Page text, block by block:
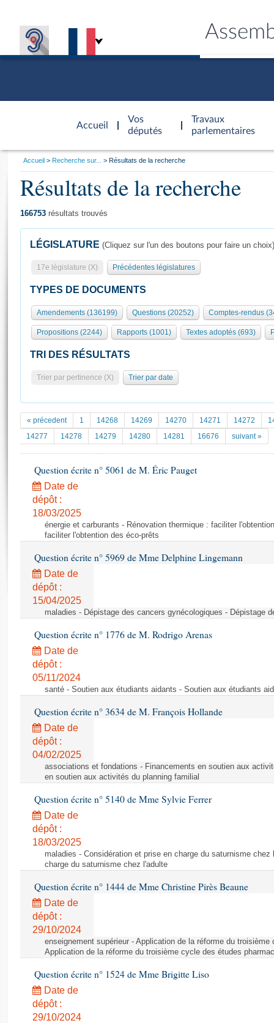
Accueil
d'accueil
Vos
députés
Travaux
parlementaires
Présidence
577 députés
Groupes politiques
Séance publique
Commissions et autres organes
Europe et International
Pétitions
Documents parlementaires
Projets de loi
Propositions de loi
Amendements
Textes adoptés
Rapports d'information
Rapports législatifs
Rapports sur l'application des lois
Baromètre de l’application des lois
Dossiers législatifs
Budget et sécurité sociale
Questions écrites et orales
Comptes rendus des débats
Général
Rôle et pouvoirs de l'Assemblée
Organisation de l'Assemblée
Présidence Conférence des Présidents Bureau Collège des
Statistiques et chiffres clés
Documents de référence
( Constitution | Règlement de l'Assemblée ... )
Histoire
Juniors
Anciennes législatures
Liens vers les sites publics
Visiter l'Assemblée
Visite virtuelle du palais Bourbon
Assister à une séance
La Bibliothèque
Les archives
Contacts et plan d'accès
Photos libres de droit
Vous
Accueil Recherche sur... Résultats de la recherche
Résultats de la recherche
166753 résultats trouvés
LÉGISLATURE (Cliquez sur l'un des boutons pour faire un choix)
17e législature (X) Précédentes législatures
TYPES DE DOCUMENTS
Amendements (136199) Questions (20252) Comptes-rendus
Propositions (2244) Rapports (1001) Textes adoptés (693)
TRI DES RÉSULTATS
Trier par pertinence (X) Trier par date
« précedent 1 14268 14269 14270 14271 14272
14277
14278 14279 14280 14281 16676 suivant »
Question écrite n° 5061 de M. Éric Pauget
Date de
dépôt :
18/03/2025
énergie et carburants - Rénovation thermique : faciliter
faciliter l'obtention des éco-prêts
Question écrite n° 5969 de Mme Delphine Lingemann
Date de
dépôt :
15/04/2025
maladies - Dépistage des cancers gynécologiques - Dépistage
Question écrite n° 1776 de M. Rodrigo Arenas
Date de
dépôt :
05/11/2024
santé - Soutien aux étudiants aidants - Soutien aux étudiants
Question écrite n° 3634 de M. François Hollande
Date de
dépôt :
04/02/2025
associations et fondations - Financements en soutien aux
en soutien aux activités du planning familial
Question écrite n° 5140 de Mme Sylvie Ferrer
Date de
dépôt :
18/03/2025
maladies - Considération et prise en charge du saturnisme
charge du saturnisme chez l'adulte
Question écrite n° 1444 de Mme Christine Pirès Beaune
Date de
dépôt :
29/10/2024
enseignement supérieur - Application de la réforme du
Application de la réforme du troisième cycle des études
Question écrite n° 1524 de Mme Brigitte Liso
Date de
dépôt :
29/10/2024